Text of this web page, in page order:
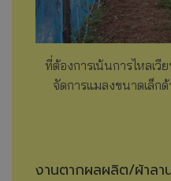
ที่ต้องการเน้นการไหลเ
จัดการแมลงขนาดเล็ก
งานตากผลผลิต/ผ้าลา